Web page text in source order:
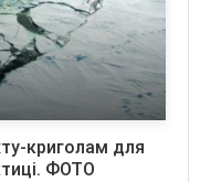
криголам для
ФОТО